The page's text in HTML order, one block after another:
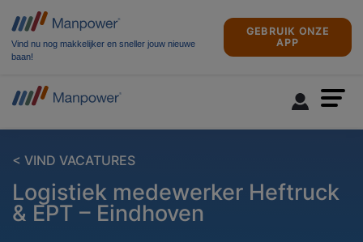
Vind nu nog makkelijker en sneller jouw nieuwe
baan!
GEBRUIK ONZE
APP
< VIND VACATURES
Logistiek medewerker Heftruck
& EPT – Eindhoven